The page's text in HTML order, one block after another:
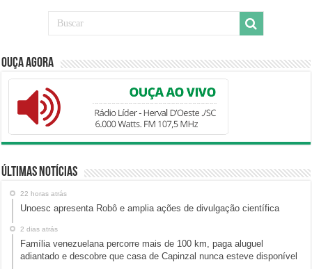
Ouça Agora
Últimas Notícias
22 horas atrás
Unoesc apresenta Robô e amplia ações de divulgação científica
2 dias atrás
Família venezuelana percorre mais de 100 km, paga aluguel
adiantado e descobre que casa de Capinzal nunca esteve disponível